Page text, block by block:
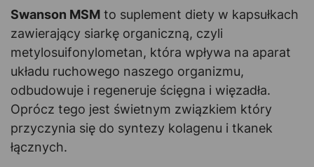
Swanson MSM to suplement diety w kapsułkach
zawierający siarkę organiczną, czyli
metylosuifonylometan, która wpływa na aparat
układu ruchowego naszego organizmu,
odbudowuje i regeneruje ścięgna i więzadła.
Oprócz tego jest świetnym związkiem który
przyczynia się do syntezy kolagenu i tkanek
łącznych.